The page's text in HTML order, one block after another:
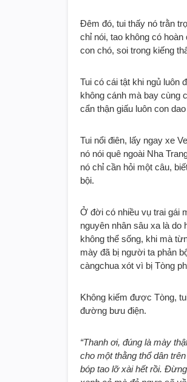
Đêm đó, tui thấy nó trằn
chỉ nói, tao không có
con chó, soi trong kiếng
Tui có cái tật khi ngủ luôn
không cánh mà bay cùng
cẩn thận giấu luôn con
Tui nổi điên, lấy ngay xe
nó nói quê ngoài Nha
nó chỉ cần hỏi một câu,
bội.
Ở đời có nhiều vụ trai gái
nguyên nhân sâu xa là do
không thể sống, khi mà
mày đã bị người ta phản
càngchua xót vì bị Tòng
Không kiếm được Tòng,
đường bưu điện.
“Thanh ơi, đúng là mày
cho một thằng thổ dân
bóp tao lỡ xài hết rồi.